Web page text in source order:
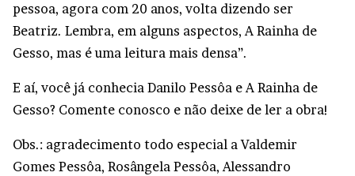
pessoa, agora com 20 anos, volta dizendo ser
Beatriz. Lembra, em alguns aspectos, A Rainha de
Gesso, mas é uma leitura mais densa”.
E aí, você já conhecia Danilo Pessôa e A Rainha de
Gesso? Comente conosco e não deixe de ler a obra!
Obs.: agradecimento todo especial a Valdemir
Gomes Pessôa, Rosângela Pessôa, Alessandro